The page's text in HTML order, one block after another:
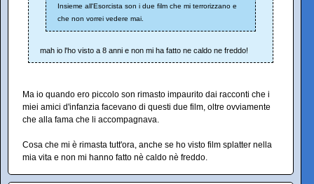
Insieme all'Esorcista son i due film che mi terrorizzano e
che non vorrei vedere mai.
mah io l'ho visto a 8 anni e non mi ha fatto ne caldo ne freddo!
Ma io quando ero piccolo son rimasto impaurito dai racconti che i
miei amici d'infanzia facevano di questi due film, oltre ovviamente
che alla fama che li accompagnava.
Cosa che mi è rimasta tutt'ora, anche se ho visto film splatter nella
mia vita e non mi hanno fatto nè caldo nè freddo.